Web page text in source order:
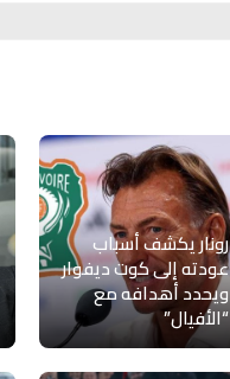
رونار يكشف أسباب
عودته إلى كوت ديفوار
ويحدد أهدافه مع
“الأفيال”